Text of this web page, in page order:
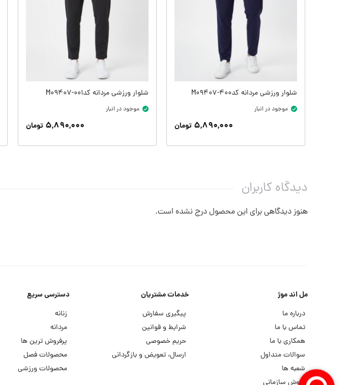
شلوار ورزشی مردانه کدM09407-400
موجود در انبار
۵,۸۹۰,۰۰۰ تومان
شلوار ورزشی مردانه کدM09407-001
موجود در انبار
۵,۸۹۰,۰۰۰ تومان
دیدگاه کاربران
هنوز دیدگاهی برای این محصول درج نشده است.
مل اند موژ
درباره ما
تماس با ما
همکاری با ما
سوالات متداول
شعبه ها
فروش سازمانی
خدمات مشتریان
پیگیری سفارش
شرایط و قوانین
حریم خصوصی
ارسال، تعویض و بازگردانی
دسترسی سریع
زنانه
مردانه
پرفروش ترین ها
محصولات فصل
محصولات ورزشی